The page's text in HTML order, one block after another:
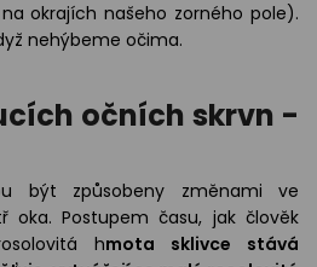
okrajích našeho zorného pole).
nehýbeme očima.
očních skrvn -
být způsobeny změnami ve
oka. Postupem času, jak člověk
hmota sklivce stává